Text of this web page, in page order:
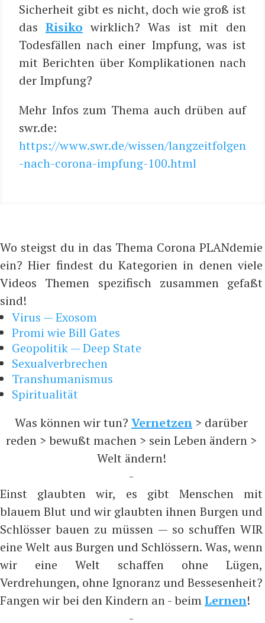
Sicher­heit gibt es nicht, doch wie groß ist
das Risi­ko wirk­lich? Was ist mit den
Todes­fäl­len nach einer Imp­fung, was ist
mit Berich­ten über Kom­pli­ka­tio­nen nach
der Impfung?
Mehr Infos zum The­ma auch drü­ben auf
swr.de:
https://www.swr.de/wissen/langzeitfolgen
-nach-corona-impfung-100.html
Wo steigst du in das Thema Corona PLANdemie
ein? Hier findest du Kategorien in denen viele
Videos Themen spezifisch zusammen gefaßt
sind!
Virus — Exosom
Promi wie Bill Gates
Geopolitik — Deep State
Sexualverbrechen
Transhumanismus
Spiritualität
Was können wir tun? Vernetzen > darüber
reden > bewußt machen > sein Leben ändern >
Welt ändern!
-
Einst glaubten wir, es gibt Menschen mit
blauem Blut und wir glaubten ihnen Burgen und
Schlösser bauen zu müssen — so schuffen WIR
eine Welt aus Burgen und Schlössern. Was, wenn
wir eine Welt schaffen ohne Lügen,
Verdrehungen, ohne Ignoranz und Bessesenheit?
Fangen wir bei den Kindern an - beimLernen!
-